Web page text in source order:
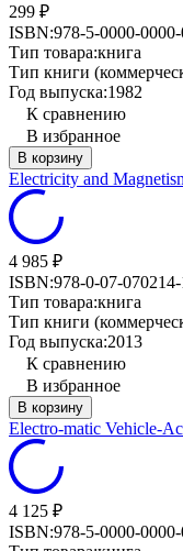
299 ₽
ISBN:978-5-0000-
Тип товара:книга
Тип книги
Год выпуска:1982
К сравнению
В избранное
В корзину
Electricity and
4 985 ₽
ISBN:978-0-07-070214-
Тип товара:книга
Тип книги
Год выпуска:2013
К сравнению
В избранное
В корзину
Electro-matic Vehicle-
4 125 ₽
ISBN:978-5-0000-